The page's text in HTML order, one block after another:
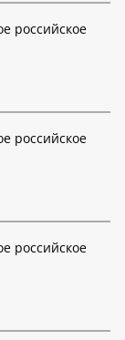
российское
российское
российское